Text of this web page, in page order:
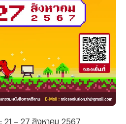
: 21 – 27 สิงหาคม 2567